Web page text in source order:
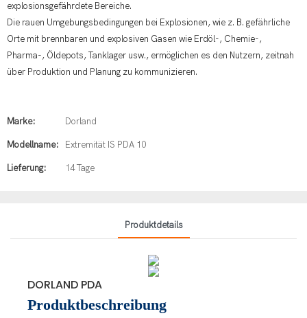
explosionsgefährdete Bereiche.
Die rauen Umgebungsbedingungen bei Explosionen, wie z. B. gefährliche
Orte mit brennbaren und explosiven Gasen wie Erdöl-, Chemie-,
Pharma-, Öldepots, Tanklager usw., ermöglichen es den Nutzern, zeitnah
über Produktion und Planung zu kommunizieren.
Marke: Dorland
Modellname: Extremität IS PDA 10
Lieferung: 14 Tage
Produktdetails
DORLAND PDA
Produktbeschreibung